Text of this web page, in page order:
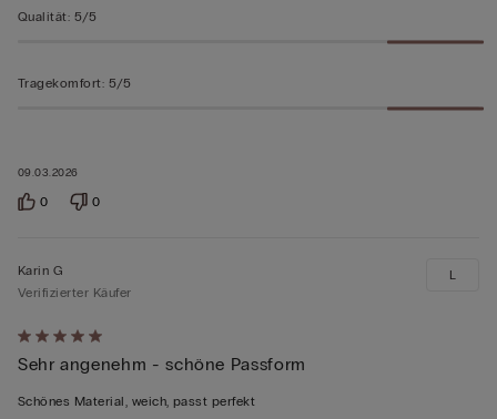
09.03.2026
Qualität: 5/5
Tragekomfort: 5/5
0 0
Mit
5
von
Karin G
Verifizierter Käufer
Sehr angenehm - schöne Passform
Schönes Material, weich, passt perfekt
L